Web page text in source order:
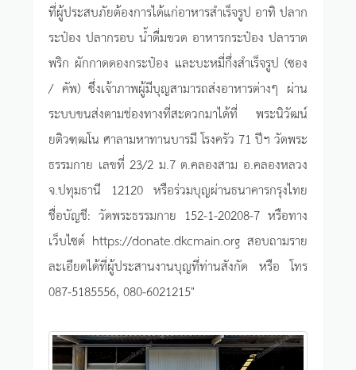
ที่ผู้ประสบภัยต้องการได้แก่อาหารสำเร็จรูป อาทิ ปลาก
ระป๋อง ปลากรอบ น้ำดื่มขวด อาหารกระป๋อง ปลาราด
พริก ผักกาดดองกระป๋อง และบะหมี่กึ่งสำเร็จรูป (ซอง
/ คัพ) ซึ่งเจ้าภาพผู้มีบุญสามารถส่งอาหารต่างๆ ผ่าน
ระบบขนส่งตามช่องทางที่สะดวกมาได้ที่ พระนิวัฒน์
ยติวฑฺฒโน ศาลามหาทานบารมี โรงครัว 71 ปีฯ วัดพระ
ธรรมกาย เลขที่ 23/2 ม.7 ต.คลองสาม อ.คลองหลวง
จ.ปทุมธานี 12120 หรือร่วมบุญผ่านธนาคารกรุงไทย
ชื่อบัญชี: วัดพระธรรมกาย 152-1-20208-7 หรือทาง
เว็บไซต์ https://donate.dkcmain.org สอบถามราย
ละเอียดได้ที่ผู้ประสานงานบุญที่ท่านสังกัด หรือ โทร
087-5185556, 080-6021215"